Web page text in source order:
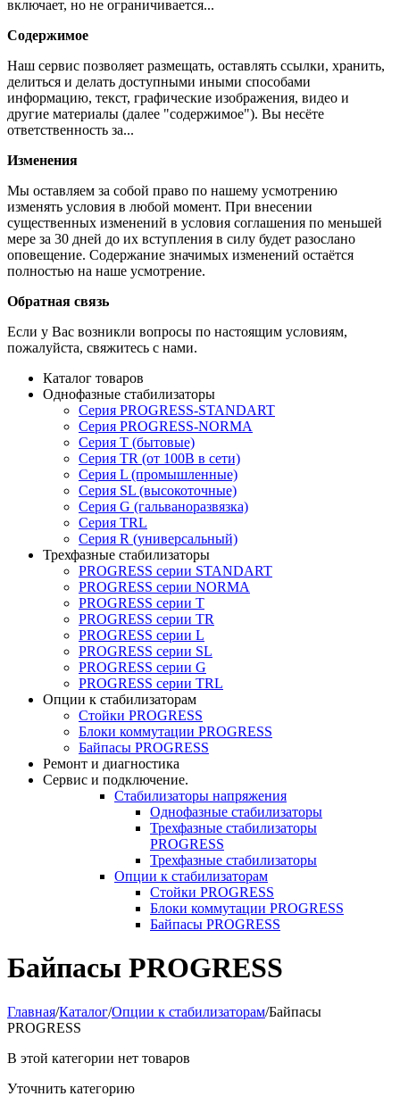
включает, но не ограничивается...
Содержимое
Наш сервис позволяет размещать, оставлять ссылки, хранить,
делиться и делать доступными иными способами
информацию, текст, графические изображения, видео и
другие материалы (далее "содержимое"). Вы несёте
ответственность за...
Изменения
Мы оставляем за собой право по нашему усмотрению
изменять условия в любой момент. При внесении
существенных изменений в условия соглашения по меньшей
мере за 30 дней до их вступления в силу будет разослано
оповещение. Содержание значимых изменений остаётся
полностью на наше усмотрение.
Обратная связь
Если у Вас возникли вопросы по настоящим условиям,
пожалуйста, свяжитесь с нами.
Каталог товаров
Однофазные стабилизаторы
Серия PROGRESS-STANDART
Серия PROGRESS-NORMA
Серия T (бытовые)
Серия TR (от 100В в сети)
Серия L (промышленные)
Серия SL (высокоточные)
Серия G (гальваноразвязка)
Серия TRL
Серия R (универсальный)
Трехфазные стабилизаторы
PROGRESS cерии STANDART
PROGRESS cерии NORMA
PROGRESS серии Т
PROGRESS серии ТR
PROGRESS серии L
PROGRESS серии SL
PROGRESS серии G
PROGRESS серии TRL
Опции к стабилизаторам
Стойки PROGRESS
Блоки коммутации PROGRESS
Байпасы PROGRESS
Ремонт и диагностика
Сервис и подключение.
Стабилизаторы напряжения
Однофазные стабилизаторы
Трехфазные стабилизаторы
PROGRESS
Трехфазные стабилизаторы
Опции к стабилизаторам
Стойки PROGRESS
Блоки коммутации PROGRESS
Байпасы PROGRESS
Байпасы PROGRESS
Главная/Каталог/Опции к стабилизаторам/Байпасы
PROGRESS
В этой категории нет товаров
Уточнить категорию